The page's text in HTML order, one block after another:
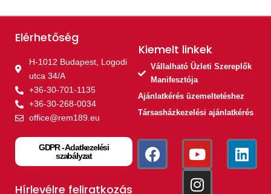
Elérhetőség
H-1012 Budapest, Logodi
utca 34/A
+36-30-701-1135
+36-30-268-0034
office@rem189.eu
GDPR - Adatkezelési
szabályzat
Kiemelt linkek​
Vállalható Üzleti Szereplők
Manifesztója
Ajánlatkérés üzemeltetéshez
Társasházkezelési ajánlatkérés
Hírlevélre feliratkozás